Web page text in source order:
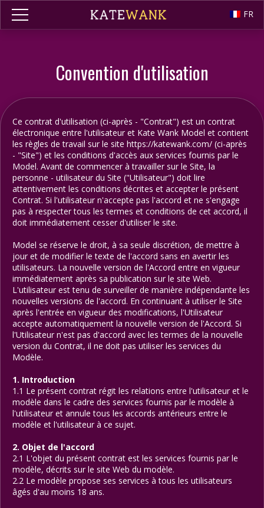
Convention d'utilisation
Ce contrat d'utilisation (ci-après - "Contrat") est un contrat
électronique entre l'utilisateur et Kate Wank Model et contient
les règles de travail sur le site https://katewank.com/ (ci-après
- "Site") et les conditions d'accès aux services fournis par le
Model. Avant de commencer à travailler sur le Site, la
personne - utilisateur du Site ("Utilisateur") doit lire
attentivement les conditions décrites et accepter le présent
Contrat. Si l'utilisateur n'accepte pas l'accord et ne s'engage
pas à respecter tous les termes et conditions de cet accord, il
doit immédiatement cesser d'utiliser le site.
Model se réserve le droit, à sa seule discrétion, de mettre à
jour et de modifier le texte de l'accord sans en avertir les
utilisateurs. La nouvelle version de l'Accord entre en vigueur
immédiatement après sa publication sur le site Web.
L'utilisateur est tenu de surveiller de manière indépendante les
nouvelles versions de l'accord. En continuant à utiliser le Site
après l'entrée en vigueur des modifications, l'Utilisateur
accepte automatiquement la nouvelle version de l'Accord. Si
l'Utilisateur n'est pas d'accord avec les termes de la nouvelle
version du Contrat, il ne doit pas utiliser les services du
Modèle.
1. Introduction
1.1 Le présent contrat régit les relations entre l'utilisateur et le
modèle dans le cadre des services fournis par le modèle à
l'utilisateur et annule tous les accords antérieurs entre le
modèle et l'utilisateur à ce sujet.
2. Objet de l'accord
2.1 L'objet du présent contrat est les services fournis par le
modèle, décrits sur le site Web du modèle.
2.2 Le modèle propose ses services à tous les utilisateurs
âgés d'au moins 18 ans.
FR